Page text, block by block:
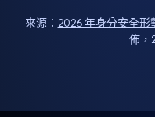
來源： 2026 年身分安全形
佈，